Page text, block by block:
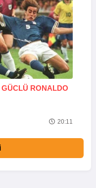
RONALDO
20:11